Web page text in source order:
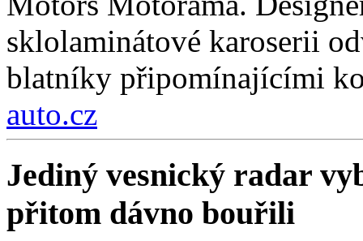
sklolaminátové karoserii
blatníky připomínajícími
auto.cz
Jediný vesnický radar
přitom dávno bouřili